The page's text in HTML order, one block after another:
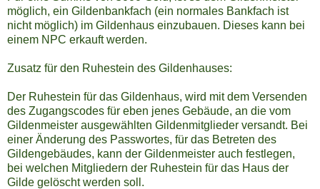
möglich, ein Gildenbankfach (ein normales Bankfach ist
nicht möglich) im Gildenhaus einzubauen. Dieses kann bei
einem NPC erkauft werden.
Zusatz für den Ruhestein des Gildenhauses:
Der Ruhestein für das Gildenhaus, wird mit dem Versenden
des Zugangscodes für eben jenes Gebäude, an die vom
Gildenmeister ausgewählten Gildenmitglieder versandt. Bei
einer Änderung des Passwortes, für das Betreten des
Gildengebäudes, kann der Gildenmeister auch festlegen,
bei welchen Mitgliedern der Ruhestein für das Haus der
Gilde gelöscht werden soll.